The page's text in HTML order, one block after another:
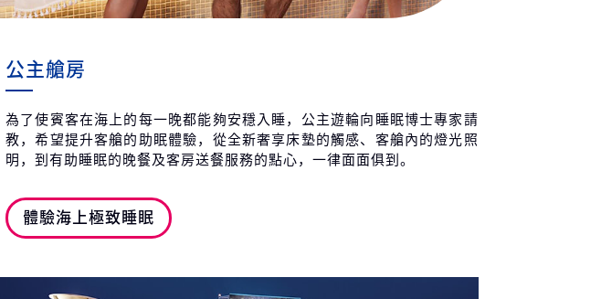
公主艙房
為了使賓客在海上的每一晚都能夠安穩入睡，公主遊輪向睡眠博士專家請
教，希望提升客艙的助眠體驗，從全新奢享床墊的觸感、客艙內的燈光照
明，到有助睡眠的晚餐及客房送餐服務的點心，一律面面俱到。
體驗海上極致睡眠